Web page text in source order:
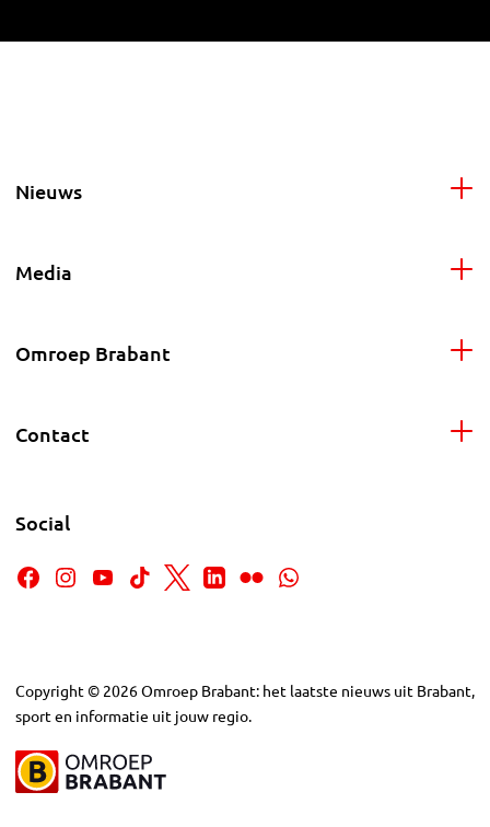
Nieuws
Media
Omroep Brabant
Contact
Social
Copyright © 2026Omroep Brabant: het laatste nieuws uit Brabant,
sport en informatie uit jouw regio.